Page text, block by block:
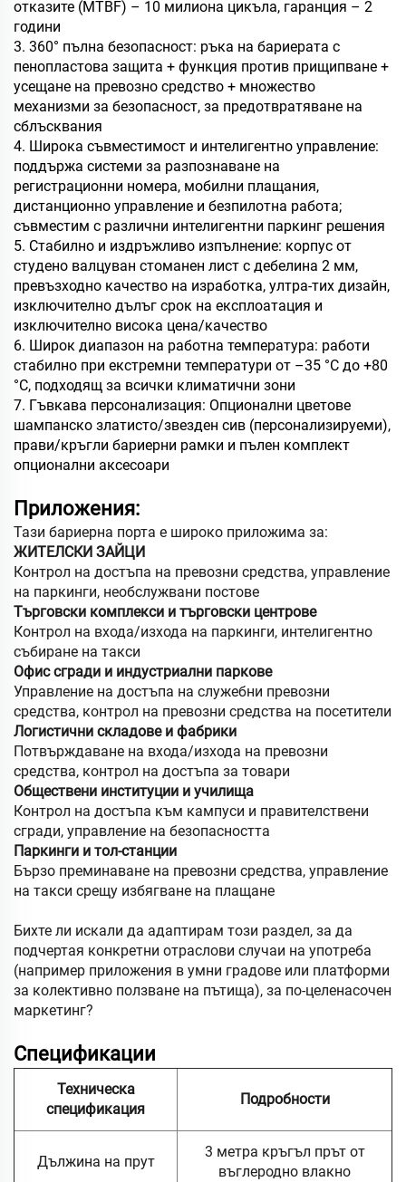
отказите (MTBF) – 10 милиона цикъла, гаранция – 2
години
3. 360° пълна безопасност: ръка на бариерата с
пенопластова защита + функция против прищипване +
усещане на превозно средство + множество
механизми за безопасност, за предотвратяване на
сблъсквания
4. Широка съвместимост и интелигентно управление:
поддържа системи за разпознаване на
регистрационни номера, мобилни плащания,
дистанционно управление и безпилотна работа;
съвместим с различни интелигентни паркинг решения
5. Стабилно и издръжливо изпълнение: корпус от
студено валцуван стоманен лист с дебелина 2 мм,
превъзходно качество на изработка, ултра-тих дизайн,
изключително дълъг срок на експлоатация и
изключително висока цена/качество
6. Широк диапазон на работна температура: работи
стабилно при екстремни температури от –35 °C до +80
°C, подходящ за всички климатични зони
7. Гъвкава персонализация: Опционални цветове
шампанско златисто/звезден сив (персонализируеми),
прави/кръгли бариерни рамки и пълен комплект
опционални аксесоари
Приложения:
Тази бариерна порта е широко приложима за:
ЖИТЕЛСКИ ЗАЙЦИ
Контрол на достъпа на превозни средства, управление
на паркинги, необслужвани постове
Търговски комплекси и търговски центрове
Контрол на входа/изхода на паркинги, интелигентно
събиране на такси
Офис сгради и индустриални паркове
Управление на достъпа на служебни превозни
средства, контрол на превозни средства на посетители
Логистични складове и фабрики
Потвърждаване на входа/изхода на превозни
средства, контрол на достъпа за товари
Обществени институции и училища
Контрол на достъпа към кампуси и правителствени
сгради, управление на безопасността
Паркинги и тол-станции
Бързо преминаване на превозни средства, управление
на такси срещу избягване на плащане
Бихте ли искали да адаптирам този раздел, за да
подчертая конкретни отраслови случаи на употреба
(например приложения в умни градове или платформи
за колективно ползване на пътища), за по-целенасочен
маркетинг?
Спецификации
Техническа
спецификация
Подробности
Дължина на прут
3 метра кръгъл прът от
въглеродно влакно